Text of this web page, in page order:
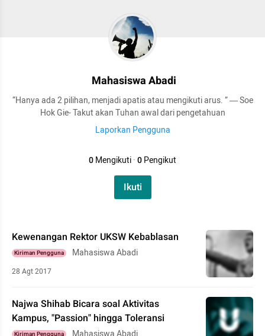
Mahasiswa Abadi
“Hanya ada 2 pilihan, menjadi apatis atau mengikuti arus. ” ― Soe
Hok Gie- Takut akan Tuhan awal dari pengetahuan
Laporkan Pengguna
0Mengikuti·0Pengikut
Ikuti
Kewenangan Rektor UKSW Kebablasan
Kiriman Pengguna Mahasiswa Abadi
28 Agt 2017
Najwa Shihab Bicara soal Aktivitas
Kampus, "Passion" hingga Toleransi
Kiriman Pengguna